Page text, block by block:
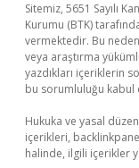
Sitemiz, 5651 Sayılı
Kurumu (BTK)
vermektedir. Bu
veya araştırma
yazdıkları içeriklerin
bu sorumluluğu kabul
Hukuka ve yasal
içerikleri,
halinde, ilgili içerikler